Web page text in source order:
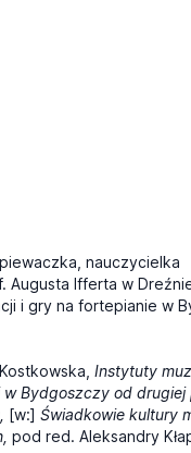
nauczycielka
Augusta Ifferta w
i gry na fortepianie w
Instytuty
Bydgoszczy od drugiej
[w:] Świadkowie kultury
pod red. Aleksandry